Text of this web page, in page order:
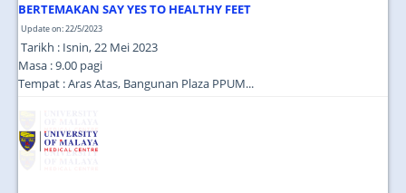
BERTEMAKAN SAY YES TO HEALTHY FEET
Update on: 22/5/2023
Tarikh : Isnin, 22 Mei 2023
Masa : 9.00 pagi
Tempat : Aras Atas, Bangunan Plaza PPUM...